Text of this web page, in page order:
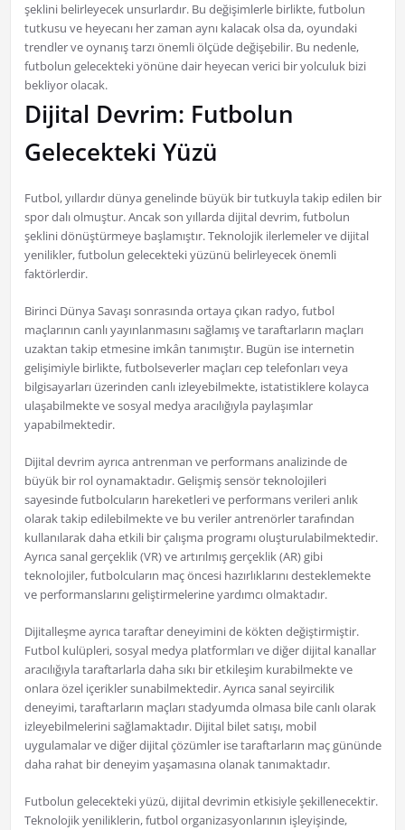
şeklini belirleyecek unsurlardır. Bu değişimlerle birlikte, futbolun
tutkusu ve heyecanı her zaman aynı kalacak olsa da, oyundaki
trendler ve oynanış tarzı önemli ölçüde değişebilir. Bu nedenle,
futbolun gelecekteki yönüne dair heyecan verici bir yolculuk bizi
bekliyor olacak.
Dijital Devrim: Futbolun
Gelecekteki Yüzü
Futbol, yıllardır dünya genelinde büyük bir tutkuyla takip edilen bir
spor dalı olmuştur. Ancak son yıllarda dijital devrim, futbolun
şeklini dönüştürmeye başlamıştır. Teknolojik ilerlemeler ve dijital
yenilikler, futbolun gelecekteki yüzünü belirleyecek önemli
faktörlerdir.
Birinci Dünya Savaşı sonrasında ortaya çıkan radyo, futbol
maçlarının canlı yayınlanmasını sağlamış ve taraftarların maçları
uzaktan takip etmesine imkân tanımıştır. Bugün ise internetin
gelişimiyle birlikte, futbolseverler maçları cep telefonları veya
bilgisayarları üzerinden canlı izleyebilmekte, istatistiklere kolayca
ulaşabilmekte ve sosyal medya aracılığıyla paylaşımlar
yapabilmektedir.
Dijital devrim ayrıca antrenman ve performans analizinde de
büyük bir rol oynamaktadır. Gelişmiş sensör teknolojileri
sayesinde futbolcuların hareketleri ve performans verileri anlık
olarak takip edilebilmekte ve bu veriler antrenörler tarafından
kullanılarak daha etkili bir çalışma programı oluşturulabilmektedir.
Ayrıca sanal gerçeklik (VR) ve artırılmış gerçeklik (AR) gibi
teknolojiler, futbolcuların maç öncesi hazırlıklarını desteklemekte
ve performanslarını geliştirmelerine yardımcı olmaktadır.
Dijitalleşme ayrıca taraftar deneyimini de kökten değiştirmiştir.
Futbol kulüpleri, sosyal medya platformları ve diğer dijital kanallar
aracılığıyla taraftarlarla daha sıkı bir etkileşim kurabilmekte ve
onlara özel içerikler sunabilmektedir. Ayrıca sanal seyircilik
deneyimi, taraftarların maçları stadyumda olmasa bile canlı olarak
izleyebilmelerini sağlamaktadır. Dijital bilet satışı, mobil
uygulamalar ve diğer dijital çözümler ise taraftarların maç gününde
daha rahat bir deneyim yaşamasına olanak tanımaktadır.
Futbolun gelecekteki yüzü, dijital devrimin etkisiyle şekillenecektir.
Teknolojik yeniliklerin, futbol organizasyonlarının işleyişinde,